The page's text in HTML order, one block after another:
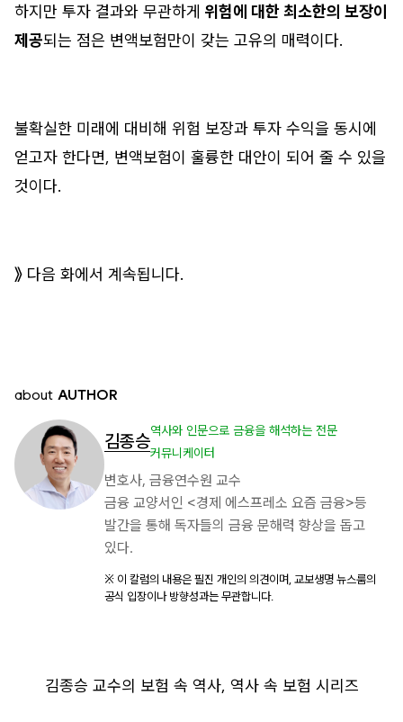
하지만 투자 결과와 무관하게 위험에 대한 최소한의 보장이
제공되는 점은 변액보험만이 갖는 고유의 매력이다.
불확실한 미래에 대비해 위험 보장과 투자 수익을 동시에
얻고자 한다면, 변액보험이 훌륭한 대안이 되어 줄 수 있을
것이다.
》 다음 화에서 계속됩니다.
about AUTHOR
김종승역사와 인문으로 금융을 해석하는 전문
커뮤니케이터
변호사, 금융연수원 교수
금융 교양서인 <경제 에스프레소 요즘 금융>등
발간을 통해 독자들의 금융 문해력 향상을 돕고
있다.
※ 이 칼럼의 내용은 필진 개인의 의견이며, 교보생명 뉴스룸의
공식 입장이나 방향성과는 무관합니다.
김종승 교수의 보험 속 역사, 역사 속 보험 시리즈